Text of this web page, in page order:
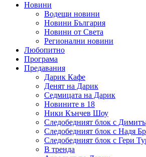
Новини
Водещи новини
Новини България
Новини от Света
Регионални новини
Любопитно
Програма
Предавания
Дарик Кафе
Денят на Дарик
Седмицата на Дарик
Новините в 18
Ники Кънчев Шоу
Следобедният блок с
Следобедният блок с Надя
Следобедният блок с Гери
В тренда